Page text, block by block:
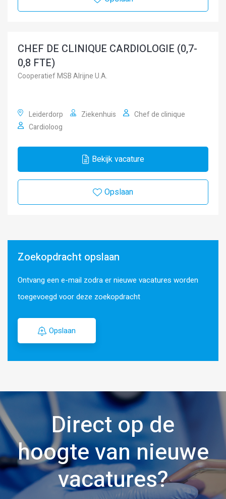
Zoekopdracht opslaan
Ontvang een e-mail zodra er nieuwe vacatures worden
toegevoegd voor deze zoekopdracht
Opslaan
CHEF DE CLINIQUE CARDIOLOGIE (0,7-
0,8 FTE)
Cooperatief MSB Alrijne U.A.
Leiderdorp Ziekenhuis
Chef de clinique
Cardioloog
Bekijk vacature
Opslaan
Direct op de
hoogte van nieuwe
vacatures?